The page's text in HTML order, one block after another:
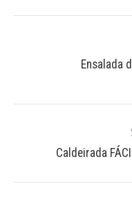
Ensalada
Caldeirada